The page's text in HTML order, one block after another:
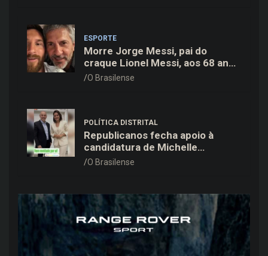
ESPORTE
Morre Jorge Messi, pai do
craque Lionel Messi, aos 68 anos
na Argentina
O Brasilense
POLÍTICA DISTRITAL
Republicanos fecha apoio à
candidatura de Michelle
Bolsonaro ao Senado no DF
O Brasilense